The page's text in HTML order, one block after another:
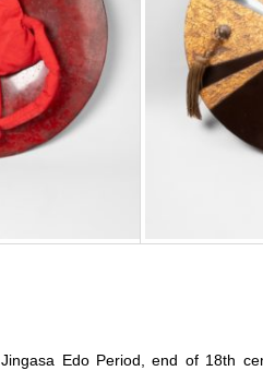
Jingasa Edo Period, end of 18th